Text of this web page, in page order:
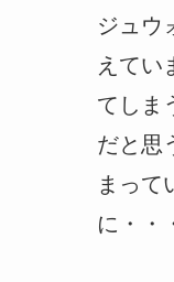
ジュウ
えてい
てしま
だと思
まって
に・・